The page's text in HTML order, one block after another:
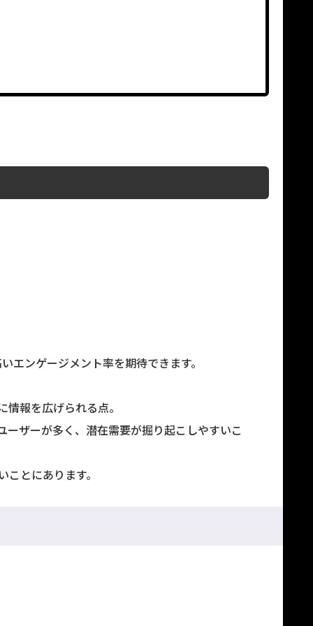
エンゲージメント率を期待できます。
報を広げられる点。
ーザーが多く、潜在需要が掘り起こしやすいこ
とにあります。